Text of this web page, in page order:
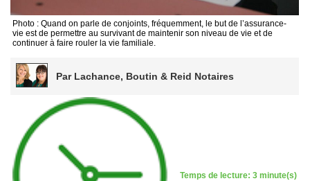
Photo : Quand on parle de conjoints, fréquemment, le but de l’assurance-
vie est de permettre au survivant de maintenir son niveau de vie et de
continuer à faire rouler la vie familiale.
Par Lachance, Boutin & Reid Notaires
Temps de lecture: 3 minute(s)